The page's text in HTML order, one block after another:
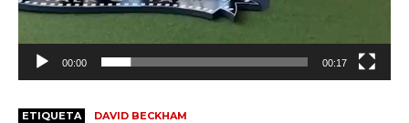
00:00 00:17
ETIQUETA
DAVID BECKHAM